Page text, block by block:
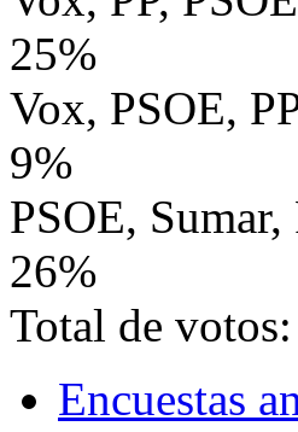
25%
Vox, PSOE,
9%
PSOE, Sumar,
26%
Total de votos:
Encuestas